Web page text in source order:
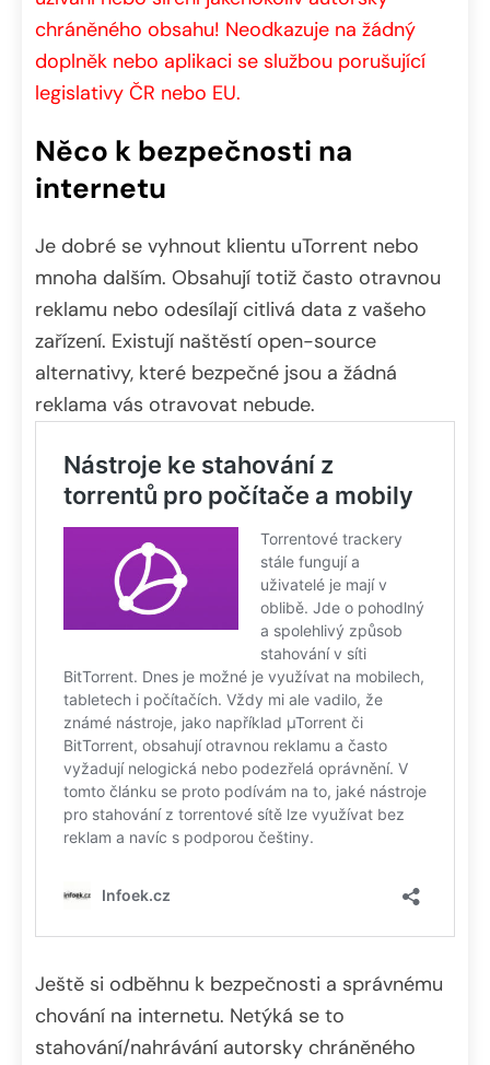
chráněného obsahu! Neodkazuje na žádný
doplněk nebo aplikaci se službou porušující
legislativy ČR nebo EU.
Něco k bezpečnosti na
internetu
Je dobré se vyhnout klientu uTorrent nebo
mnoha dalším. Obsahují totiž často otravnou
reklamu nebo odesílají citlivá data z vašeho
zařízení. Existují naštěstí open-source
alternativy, které bezpečné jsou a žádná
reklama vás otravovat nebude.
Ještě si odběhnu k bezpečnosti a správnému
chování na internetu. Netýká se to
stahování/nahrávání autorsky chráněného